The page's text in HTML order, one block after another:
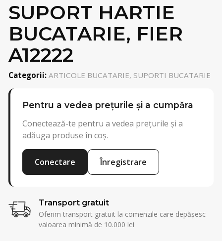
SUPORT HARTIE
BUCATARIE, FIER
A12222
Categorii: ARTICOLE BUCATARIE, SUPORTI BUCATARIE
Pentru a vedea prețurile și a cumpăra
Conectează-te pentru a vedea prețurile și a
adăuga produse în coș.
Conectare Înregistrare
Transport gratuit
Oferim transport gratuit la comenzile care depășesc
valoarea minimă de 10.000 lei